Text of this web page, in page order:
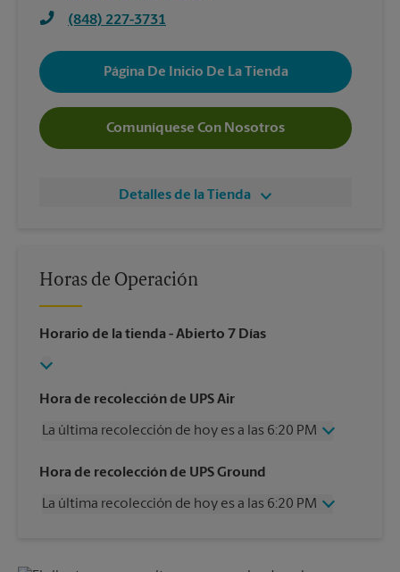
(848) 227-3731
Página De Inicio De La Tienda
Comuníquese Con Nosotros
Detalles de la Tienda
Horas de Operación
Horario de la tienda - Abierto 7 Días
Hora de recolección de UPS Air
La última recolección de hoy es a las 6:20 PM
Miércoles
6:20 PM
Viernes
6:20 PM
Hora de recolección de UPS Ground
La última recolección de hoy es a las 6:20 PM